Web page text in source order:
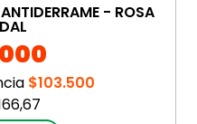
- ROSA
$103.500